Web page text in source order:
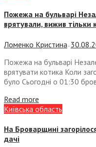
Пожежа на бульварі
врятували, вижив тільки
Ломенко Кристина —
Пожежа на бульварі
врятувати котика Коли
було Сьогодні о 01:30
Read more
Київська область
На Броварщині
дачі